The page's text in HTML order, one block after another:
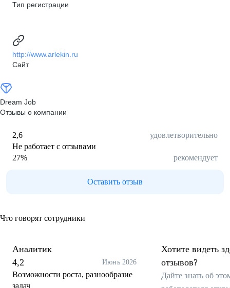
Тип регистрации
http://www.arlekin.ru
Сайт
Dream Job
Отзывы о компании
2,6
удовлетворительно
Не работает с отзывами
27% рекомендует
Оставить отзыв
Что говорят сотрудники
Аналитик
4,2
Июнь 2026
Возможности роста, разнообразие
задач
Хотите видеть
отзывов?
Дайте знать об